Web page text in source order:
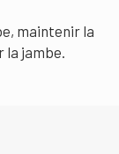
maintenir la
jambe.